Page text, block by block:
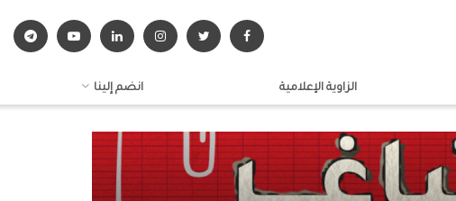
الزاوية الإعلامية انضم إلينا